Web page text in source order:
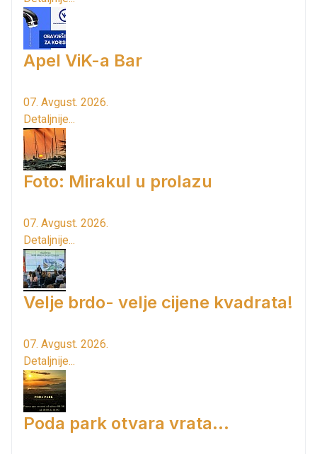
Apel ViK-a Bar
07. Avgust. 2026.
Detaljnije...
Foto: Mirakul u prolazu
07. Avgust. 2026.
Detaljnije...
Velje brdo- velje cijene kvadrata!
07. Avgust. 2026.
Detaljnije...
Poda park otvara vrata...